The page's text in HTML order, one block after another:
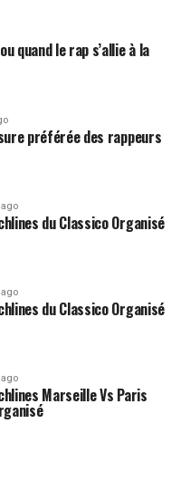
quand le rap s’allie à la
préférée des rappeurs
du Classico Organisé
du Classico Organisé
Marseille Vs Paris